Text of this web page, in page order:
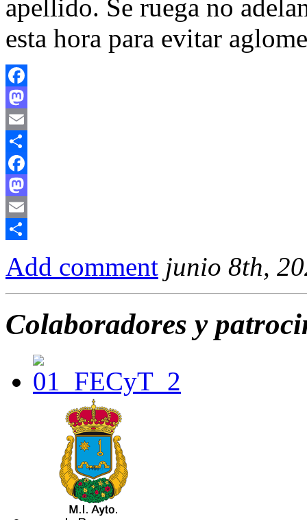
apellido. Se ruega no
esta hora para evitar
Facebook
Mastodon
Email
Compartir
Facebook
Mastodon
Email
Add comment junio 8th,
Colaboradores y